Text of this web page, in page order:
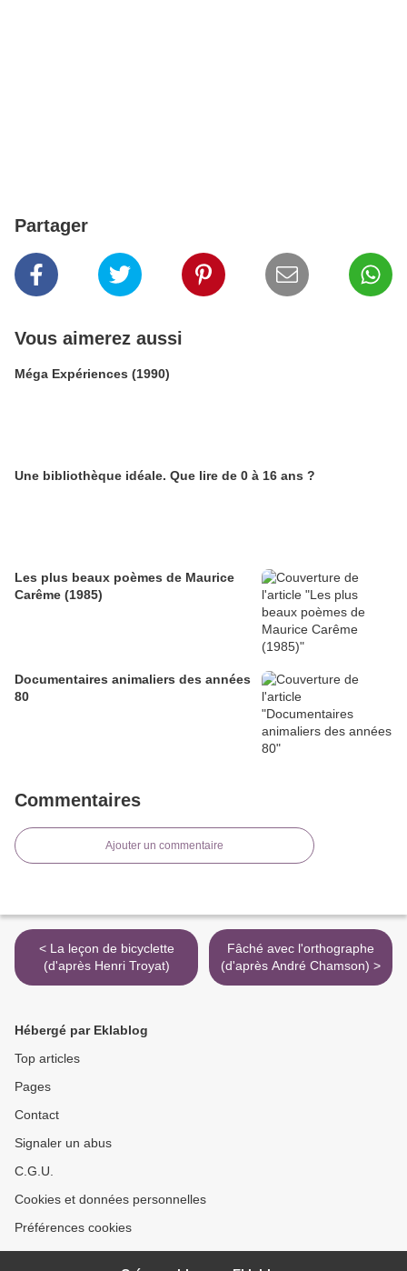
Partager
Vous aimerez aussi
Méga Expériences (1990)
Une bibliothèque idéale. Que lire de 0 à 16 ans ?
Les plus beaux poèmes de Maurice
Carême (1985)
Documentaires animaliers des années
80
Commentaires
Ajouter un commentaire
< La leçon de bicyclette
(d'après Henri Troyat)
Fâché avec l'orthographe
(d'après André Chamson) >
Hébergé par Eklablog
Top articles
Pages
Contact
Signaler un abus
C.G.U.
Cookies et données personnelles
Préférences cookies